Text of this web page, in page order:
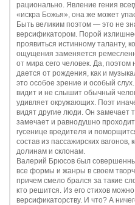
рационально. Явление гения
«искра Божья», она же может
Быть великим поэтом — это не
версификатором. Порой
проявиться истинному таланту,
ощущения заменяется
от мира сего человек. Да,
дается от рождения, как и
это особое зрение и особый
видит и не слышит обычный
удивляет окружающих. Поэт
видят другие люди. Он замечает
замечает и равнодушно
гусенице вредителя и
состав из пассажирских вагонов,
долинам и склонам.
Валерий Брюсов был
все формы и жанры в своем
причем смело брался за такие
кто решится. Из его стихов
версификаторству. И что? А